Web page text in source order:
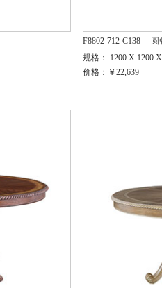
F8802-712-C138
圆
规格： 1200 X 1200
价格：￥22,639